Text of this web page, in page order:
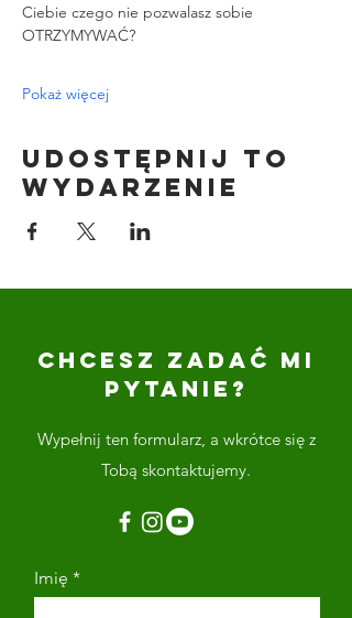
Ciebie czego nie pozwalasz sobie
OTRZYMYWAĆ?
Pokaż więcej
Udostępnij to
wydarzenie
CHCESZ ZADAĆ MI
PYTANIE?
Wypełnij ten formularz, a wkrótce się z
Tobą skontaktujemy.
Imię